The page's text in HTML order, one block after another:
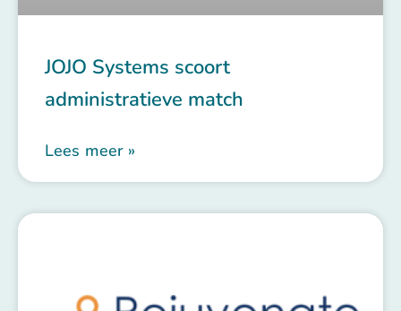
JOJO Systems scoort
administratieve match
Lees meer »